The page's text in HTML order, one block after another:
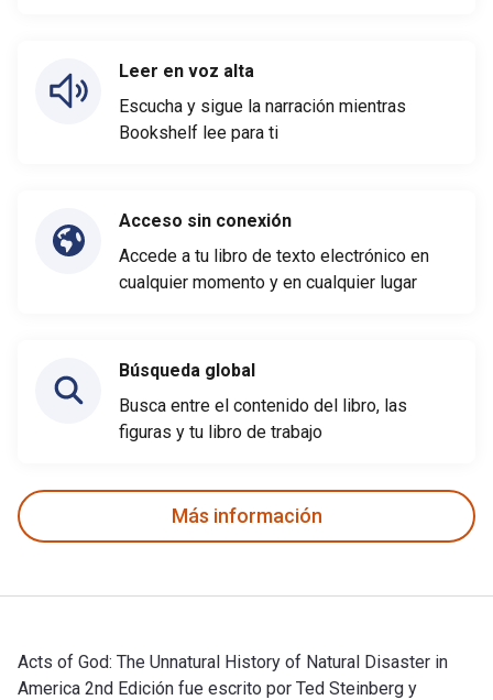
Leer en voz alta
Escucha y sigue la narración mientras
Bookshelf lee para ti
Acceso sin conexión
Accede a tu libro de texto electrónico en
cualquier momento y en cualquier lugar
Búsqueda global
Busca entre el contenido del libro, las
figuras y tu libro de trabajo
Más información
Acts of God: The Unnatural History of Natural Disaster in
America 2nd Edición fue escrito por Ted Steinberg y